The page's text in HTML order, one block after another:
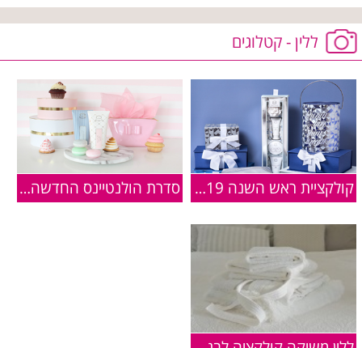
ללין - קטלוגים
קולקציית ראש השנה 2019 ברשת ללין סדרת הולנטיינס החדשה של ללין